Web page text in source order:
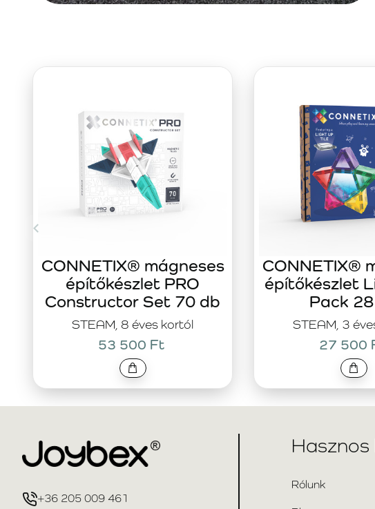
STEAM, 8 éves kortól
CONNETIX® mágneses
építőkészlet PRO
Constructor Set 70 db
53 500 Ft
STEAM, 3
CONNETIX®
építőkészlet
Pack
27 500
+36 205 009 461
Hasznos
Rólunk